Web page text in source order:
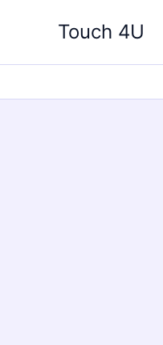
Touch 4U